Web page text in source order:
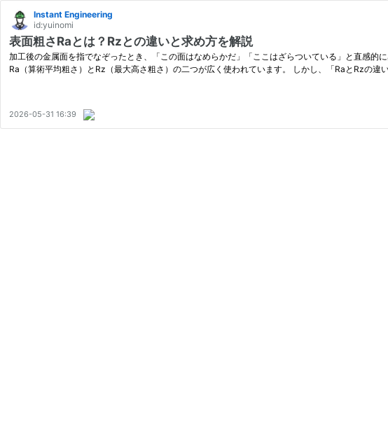
Instant Engineering
id:yuinomi
表面粗さRaとは？Rzとの違いと求め方を解説
加工後の金属面を指でなぞったとき、「この面はなめらかだ」「ここはざらついている」と直感的
Ra（算術平均粗さ）とRz（最大高さ粗さ）の二つが広く使われています。 しかし、「RaとRzの違
2026-05-31 16:39